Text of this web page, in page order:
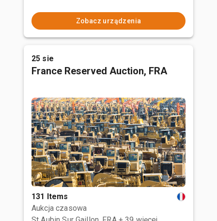
Zobacz urządzenia
25 sie
France Reserved Auction, FRA
131 Items
Aukcja czasowa